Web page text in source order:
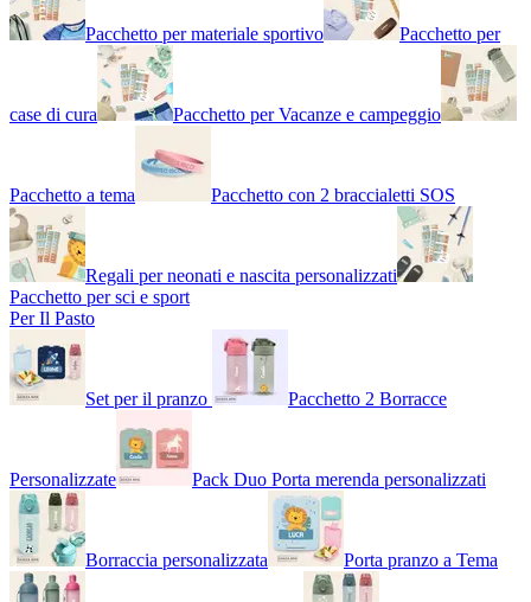
Pacchetto per materiale sportivo Pacchetto per
case di cura Pacchetto per Vacanze e campeggio
Pacchetto a tema Pacchetto con 2 braccialetti SOS
Regali per neonati e nascita personalizzati
Pacchetto per sci e sport
Per Il Pasto
Set per il pranzo Pacchetto 2 Borracce
Personalizzate Pack Duo Porta merenda personalizzati
Borraccia personalizzata Porta pranzo a Tema